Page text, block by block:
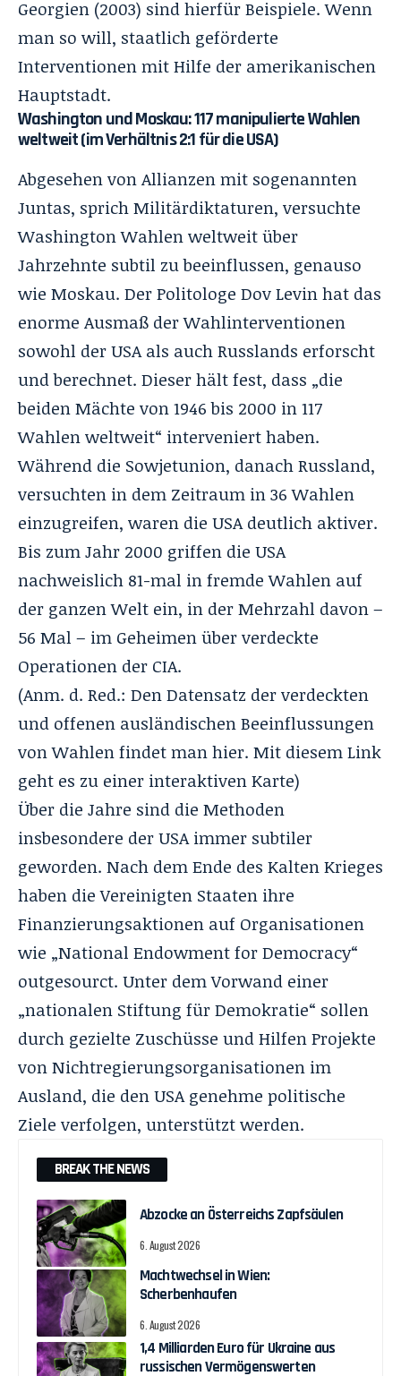
Georgien (2003) sind hierfür Beispiele. Wenn
man so will, staatlich geförderte
Interventionenmit Hilfe der amerikanischen
Hauptstadt.
Washington und Moskau: 117 manipulierte Wahlen
weltweit (im Verhältnis 2:1 für die USA)
Abgesehen von Allianzen mit sogenannten
Juntas, sprich Militärdiktaturen, versuchte
Washington Wahlen weltweit über
Jahrzehnte subtil zu beeinflussen, genauso
wie Moskau. Der Politologe Dov Levin hat das
enorme Ausmaß der Wahlinterventionen
sowohl der USA als auch Russlands erforscht
und berechnet. Dieser hält fest, dass „die
beiden Mächte von 1946 bis 2000 in 117
Wahlen weltweit“ interveniert haben.
Während die Sowjetunion, danach Russland,
versuchten in dem Zeitraum in 36 Wahlen
einzugreifen, waren die USA deutlich aktiver.
Bis zum Jahr 2000 griffen die USA
nachweislich 81-mal in fremde Wahlen auf
der ganzen Welt ein, in der Mehrzahl davon –
56 Mal – im Geheimen über verdeckte
Operationen der CIA.
(Anm. d. Red.: Den Datensatz der verdeckten
und offenen ausländischen Beeinflussungen
von Wahlen findet manhier. Mit diesem Link
geht es zu einer interaktiven Karte)
Über die Jahre sind die Methoden
insbesondere der USA immer subtiler
geworden. Nach dem Ende des Kalten Krieges
haben die Vereinigten Staaten ihre
Finanzierungsaktionen auf Organisationen
wie „National Endowment for Democracy“
outgesourct. Unter dem Vorwand einer
„nationalen Stiftung für Demokratie“ sollen
durch gezielte Zuschüsse und Hilfen Projekte
von Nichtregierungsorganisationen im
Ausland, die den USA genehme politische
Ziele verfolgen, unterstützt werden.
BREAK THE NEWS
Abzocke an Österreichs Zapfsäulen
6. August 2026
Machtwechsel in Wien:
Scherbenhaufen
6. August 2026
1,4 Milliarden Euro für Ukraine aus
russischen Vermögenswerten